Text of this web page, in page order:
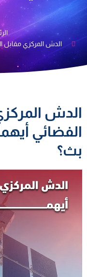
الدش المركزي مقابل
الدش
الفضائي
بث؟